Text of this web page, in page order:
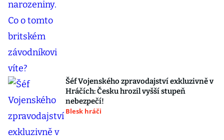
Šéf Vojenského zpravodajství exkluzivně v
Hráčích: Česku hrozil vyšší stupeň
nebezpečí!
Blesk hráči